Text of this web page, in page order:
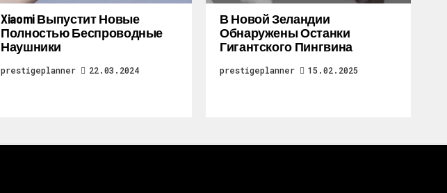
Xiaomi Выпустит Новые
Полностью Беспроводные
Наушники
prestigeplanner 22.03.2024
В Новой Зеландии
Обнаружены Останки
Гигантского Пингвина
prestigeplanner 15.02.2025